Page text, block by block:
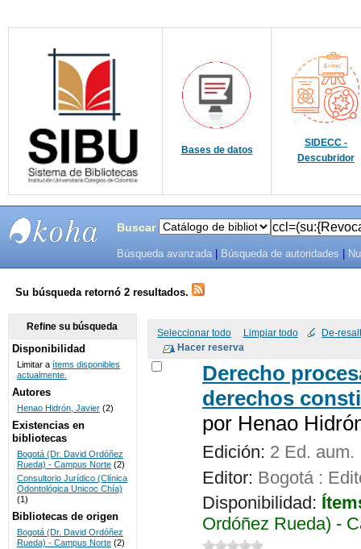
Bases de datos
SIDECC -
Descubridor
SISTEMAS
DE
BIBLIOTECAS
UNICOC
Buscar
Búsqueda avanzada Búsqueda de autoridades
Su búsqueda retornó 2 resultados.
Seleccionar todo Limpiar todo De-
Derecho
derechos
por Henao
Edición: 2 Ed. aum.
Editor: Bogotá :
Disponibilidad:
Ordóñez Rueda) -
Refine su búsqueda
Disponibilidad
Limitar a ítems disponibles
actualmente.
Autores
Henao Hidrón, Javier (2)
Existencias en
bibliotecas
Bogotá (Dr. David Ordóñez
Rueda) - Campus Norte (2)
Consultorio Jurídico (Clínica
Odontológica Unicoc Chía)
(1)
Bibliotecas de origen
Bogotá (Dr. David Ordóñez
Rueda) - Campus Norte (2)